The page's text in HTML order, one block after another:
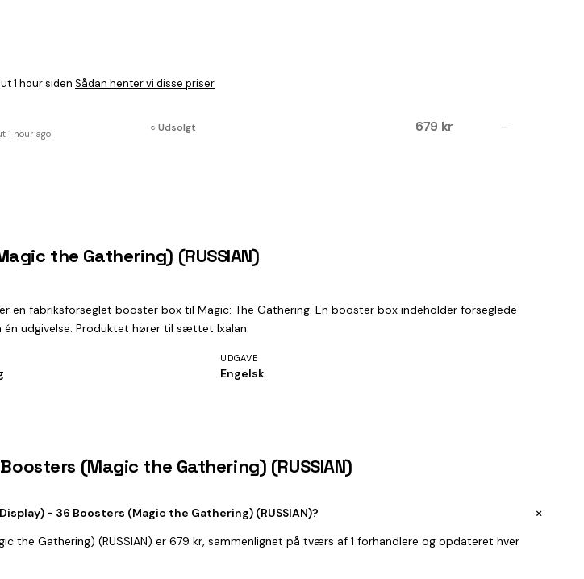
1 hour siden Sådan henter vi disse priser
1 hour ago ○ Udsolgt 679 kr —
the Gathering) (RUSSIAN)
en fabriksforseglet booster box til Magic: The Gathering. En booster box indeholder forseglede
udgivelse. Produktet hører til sættet Ixalan.
UDGAVE
Engelsk
(Magic the Gathering) (RUSSIAN)
- 36 Boosters (Magic the Gathering) (RUSSIAN)? +
the Gathering) (RUSSIAN) er 679 kr, sammenlignet på tværs af 1 forhandlere og opdateret hver